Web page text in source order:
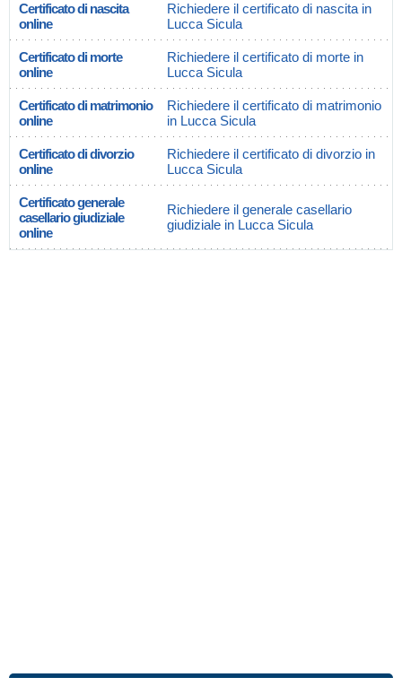
Certificato di nascita
online
Richiedere il certificato di nascita in
Lucca Sicula
Certificato di morte
online
Richiedere il certificato di morte in
Lucca Sicula
Certificato di matrimonio
online
Richiedere il certificato di matrimonio
in Lucca Sicula
Certificato di divorzio
online
Richiedere il certificato di divorzio in
Lucca Sicula
Certificato generale
casellario giudiziale
online
Richiedere il generale casellario
giudiziale in Lucca Sicula